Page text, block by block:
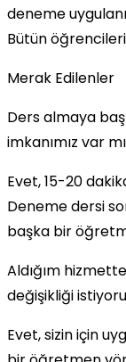
deneme
Bütün
Merak Edilenler
Ders almaya
imkanımız var
Evet, 15-20
Deneme dersi
başka bir
Aldığım
değişikliği
Evet, sizin için